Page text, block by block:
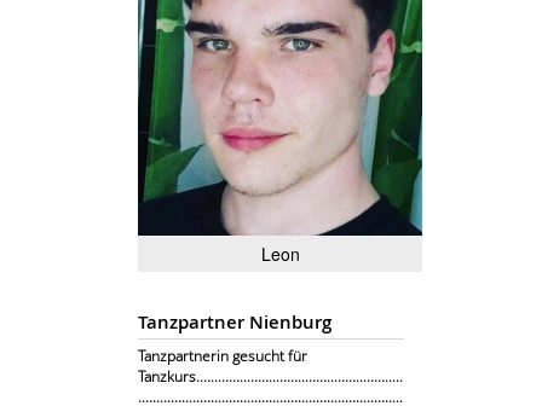
Leon
Tanzpartner Nienburg
Tanzpartnerin gesucht für
Tanzkurs.........................................................
.........................................................................